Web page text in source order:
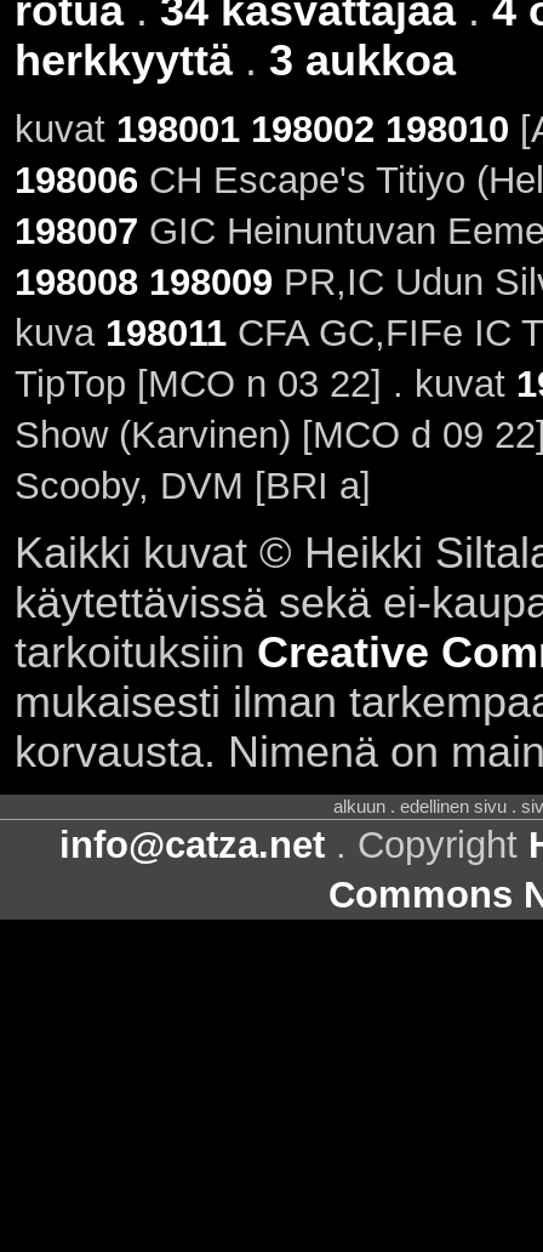
rotua. 34 kasvattajaa. 4
herkkyyttä. 3 aukkoa
kuvat 198001 198002 198010
198006CH Escape's Titiyo
198007 GIC Heinuntuvan
198008 198009 PR,IC Udun
kuva 198011CFA GC,FIFe IC
TipTop [MCO n 03 22] . kuvat
Show (Karvinen) [MCO d 09
Scooby, DVM [BRI a]
Kaikki kuvat © Heikki
käytettävissä sekä ei-
tarkoituksiin Creative
mukaisesti ilman
korvausta. Nimenä on
alkuun . edellinen sivu .
info@catza.net . Copyright
Commons